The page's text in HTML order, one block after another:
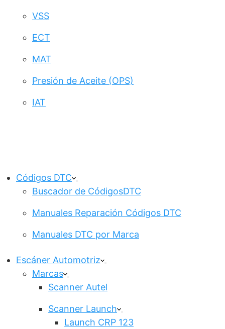
VSS
ECT
MAT
Presión de Aceite (OPS)
IAT
Códigos DTC
Buscador de CódigosDTC
Manuales Reparación Códigos DTC
Manuales DTC por Marca
Escáner Automotriz
Marcas
Scanner Autel
Scanner Launch
Launch CRP 123